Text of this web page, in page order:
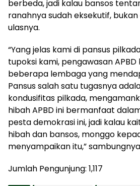
berbeda, jadi kalau bansos
ranahnya sudah eksekutif, bukan
ulasnya.
“Yang jelas kami di pansus
tupoksi kami, pengawasan
beberapa lembaga yang
Pansus salah satu tugasnya
kondusifitas pilkada,
hibah APBD ini bermanfaat
pesta demokrasi ini, jadi kalau
hibah dan bansos, monggo
menyampaikan itu,”
Jumlah Pengunjung: 1,117